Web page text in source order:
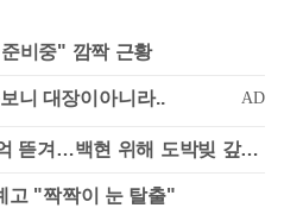
비중" 깜짝 근황
차가원 "MC몽에 400억 뜯겨…백현 위해 도박빚 갚아줘"
고 "짝짝이 눈 탈출"